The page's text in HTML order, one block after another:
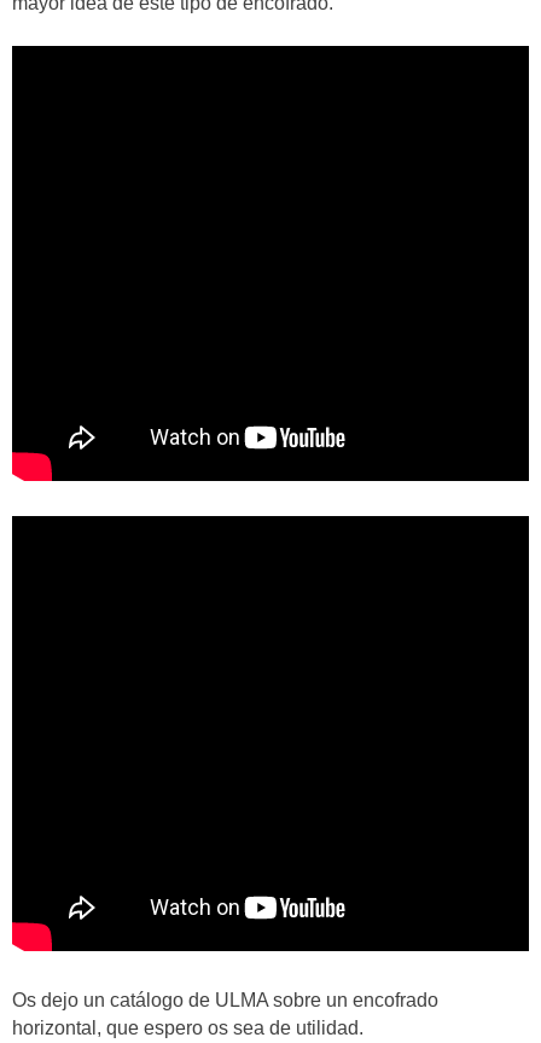
Os dejo un catálogo de ULMA sobre un encofrado
horizontal, que espero os sea de utilidad.